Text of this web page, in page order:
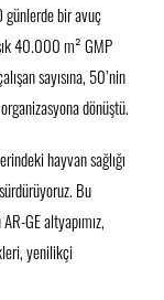
günlerde bir avuç
40.000 m² GMP
sayısına, 50’nin
dönüştü.
hayvan sağlığı
Bu
GE altyapımız,
yenilikçi